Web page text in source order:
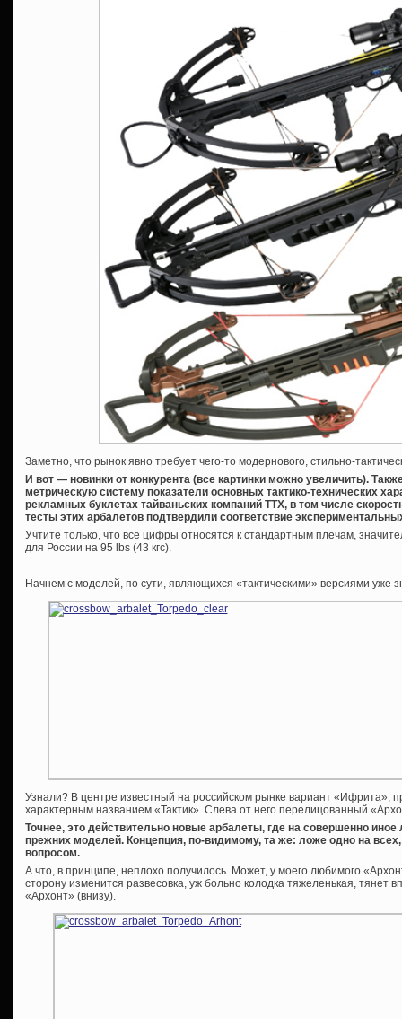
Заметно, что рынок явно требует чего-то модернового, стильно-
И вот — новинки от конкурента (все картинки можно увеличить).
метрическую систему показатели основных тактико-технических
рекламных буклетах тайваньских компаний ТТХ, в том числе
тесты этих арбалетов подтвердили соответствие
Учтите только, что все цифры относятся к стандартным плечам,
для России на 95 lbs (43 кгс).
Начнем с моделей, по сути, являющихся «тактическими» версиями уже
Узнали? В центре известный на российском рынке вариант «Ифрита»,
характерным названием «Тактик». Слева от него перелицованный
Точнее, это действительно новые арбалеты, где на совершенно
прежних моделей. Концепция, по-видимому, та же: ложе одно на
вопросом.
А что, в принципе, неплохо получилось. Может, у моего любимого
сторону изменится развесовка, уж больно колодка тяжеленькая, тянет
«Архонт» (внизу).